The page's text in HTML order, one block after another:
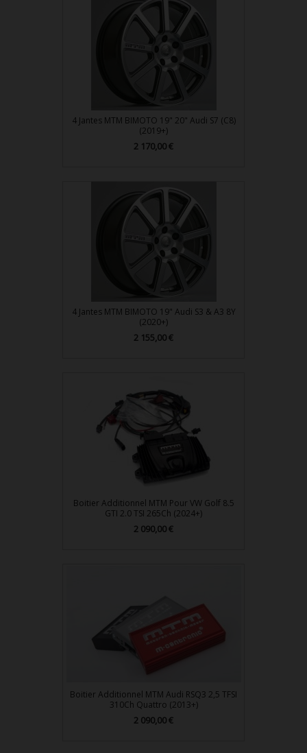
4 Jantes MTM BIMOTO 19" 20" Audi S7 (C8)
(2019+)
Prix
2 170,00 €
4 Jantes MTM BIMOTO 19" Audi S3 & A3 8Y
(2020+)
Prix
2 155,00 €
Boitier Additionnel MTM Pour VW Golf 8.5
GTI 2.0 TSI 265Ch (2024+)
Prix
2 090,00 €
Boitier Additionnel MTM Audi RSQ3 2,5 TFSI
310Ch Quattro (2013+)
Prix
2 090,00 €